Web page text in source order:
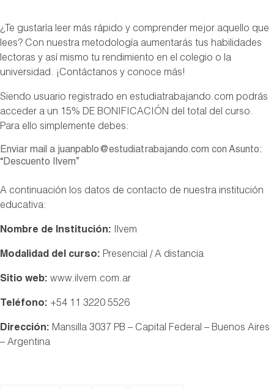
¿Te gustaría leer más rápido y comprender mejor aquello que
lees? Con nuestra metodología aumentarás tus habilidades
lectoras y así mismo tu rendimiento en el colegio o la
universidad. ¡Contáctanos y conoce más!
Siendo usuario registrado en estudiatrabajando.com podrás
acceder a un 15% DE BONIFICACIÓN del total del curso.
Para ello simplemente debes:
Enviar mail a juanpablo@estudiatrabajando.com con Asunto:
“Descuento Ilvem”
A continuación los datos de contacto de nuestra institución
educativa:
Nombre de Institución: Ilvem
Modalidad del curso: Presencial / A distancia
Sitio web: www.ilvem.com.ar
Teléfono: +54 11 3220 5526
Dirección: Mansilla 3037 PB – Capital Federal – Buenos Aires
– Argentina